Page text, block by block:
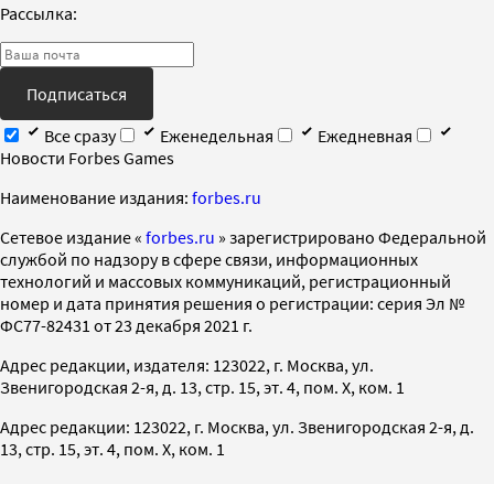
Рассылка:
Подписаться
Все сразу
Еженедельная
Ежедневная
Новости Forbes Games
Наименование издания: forbes.ru
Cетевое издание « forbes.ru » зарегистрировано Федеральной
службой по надзору в сфере связи, информационных
технологий и массовых коммуникаций, регистрационный
номер и дата принятия решения о регистрации: серия Эл №
ФС77-82431 от 23 декабря 2021 г.
Адрес редакции, издателя: 123022, г. Москва, ул.
Звенигородская 2-я, д. 13, стр. 15, эт. 4, пом. X, ком. 1
Адрес редакции: 123022, г. Москва, ул. Звенигородская 2-я, д.
13, стр. 15, эт. 4, пом. X, ком. 1